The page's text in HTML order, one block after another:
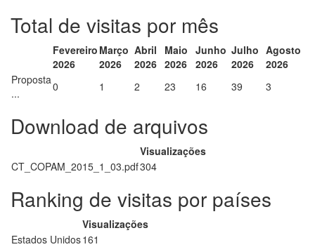
Total de visitas por mês
Fevereiro
2026
Março
2026
Abril
2026
Maio
2026
Junho
2026
Julho
2026
Agosto
2026
Proposta
...
0 1 2 23 16 39 3
Download de arquivos
Visualizações
CT_COPAM_2015_1_03.pdf304
Ranking de visitas por países
Visualizações
Estados Unidos161